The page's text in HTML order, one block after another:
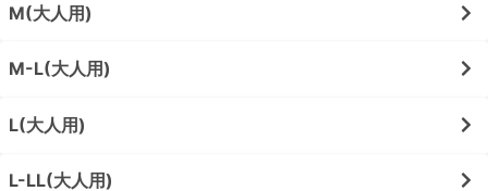
M(大人用)
M-L(大人用)
L(大人用)
L-LL(大人用)